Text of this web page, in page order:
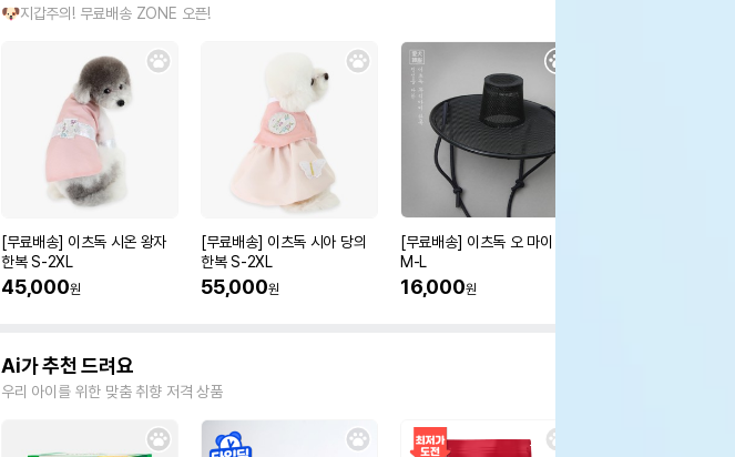
🐶지갑주의! 무료배송 ZONE 오픈!
[무료배송] 이츠독 시온 왕자
한복 S-2XL
45,000원
[무료배송] 이츠독 시아 당의
한복 S-2XL
55,000원
[무료배송] 이츠독 오 마이 갓
M-L
16,000원
Ai가 추천 드려요
우리 아이를 위한 맞춤 취향 저격 상품